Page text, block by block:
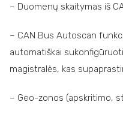
– Duomenų skaitymas iš
– CAN Bus Autoscan
automatiškai
magistralės, kas
– Geo-zonos (apskritimo,